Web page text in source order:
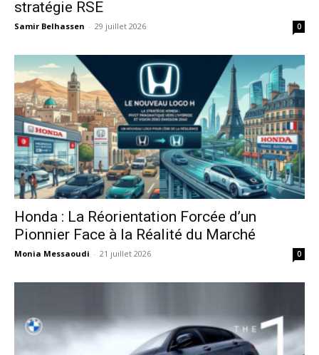
stratégie RSE
Samir Belhassen - 29 juillet 2026 0
Honda : La Réorientation Forcée d’un
Pionnier Face à la Réalité du Marché
Monia Messaoudi - 21 juillet 2026 0